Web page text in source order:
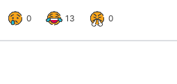
0 13 0